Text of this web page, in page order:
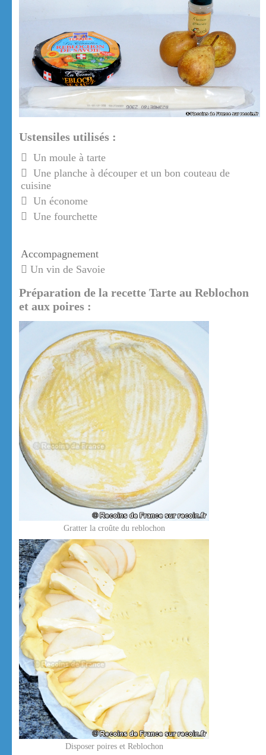
Ustensiles utilisés :
Un moule à tarte
Une planche à découper et un bon couteau de
cuisine
Un économe
Une fourchette
Accompagnement
Un vin de Savoie
Préparation de la recette Tarte au Reblochon
et aux poires :
Gratter la croûte du reblochon
Disposer poires et Reblochon